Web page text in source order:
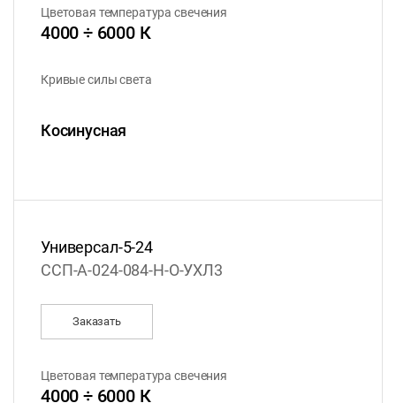
Цветовая температура свечения
4000 ÷ 6000 К
Кривые силы света
Косинусная
Универсал-5-24
ССП-А-024-084-Н-О-УХЛ3
Заказать
Цветовая температура свечения
4000 ÷ 6000 К